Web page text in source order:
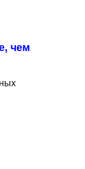
чем